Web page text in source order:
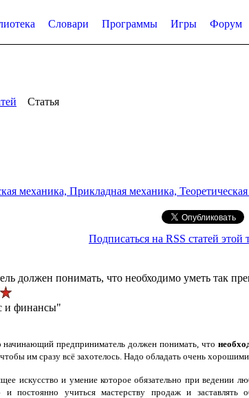
Словари Программы Игры Форум
Статья
механика, Прикладная механика,
Подписаться на RSS статей этой
должен понимать, что необходимо уметь так
и финансы"
предприниматель должен понимать, что
им сразу всё захотелось. Надо обладать очень
искусство и умение которое обязательно при ведении
и постоянно учиться мастерству продаж и